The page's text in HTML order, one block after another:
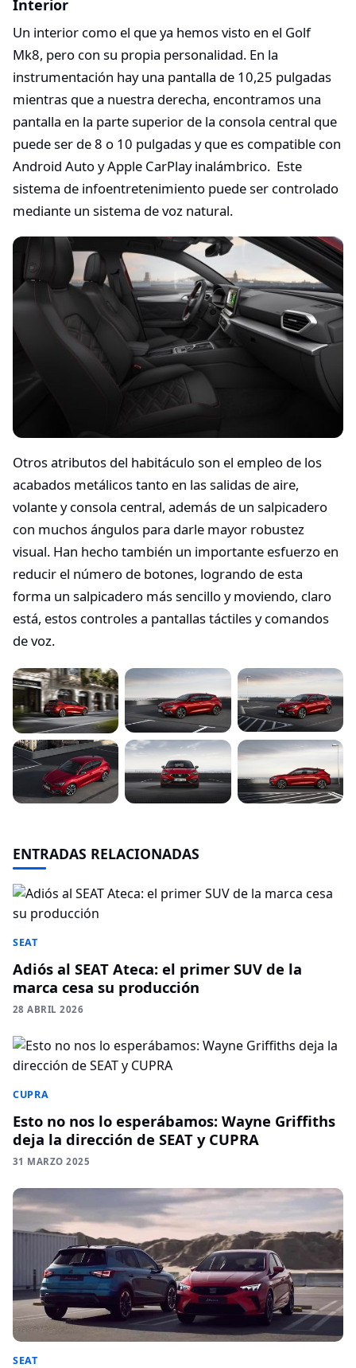
Interior
Un interior como el que ya hemos visto en el Golf
Mk8, pero con su propia personalidad. En la
instrumentación hay una pantalla de 10,25 pulgadas
mientras que a nuestra derecha, encontramos una
pantalla en la parte superior de la consola central que
puede ser de 8 o 10 pulgadas y que es compatible con
Android Auto y Apple CarPlay inalámbrico. Este
sistema de infoentretenimiento puede ser controlado
mediante un sistema de voz natural.
Otros atributos del habitáculo son el empleo de los
acabados metálicos tanto en las salidas de aire,
volante y consola central, además de un salpicadero
con muchos ángulos para darle mayor robustez
visual. Han hecho también un importante esfuerzo en
reducir el número de botones, logrando de esta
forma un salpicadero más sencillo y moviendo, claro
está, estos controles a pantallas táctiles y comandos
de voz.
ENTRADAS RELACIONADAS
SEAT
Adiós al SEAT Ateca: el primer SUV de la
marca cesa su producción
28 ABRIL 2026
CUPRA
Esto no nos lo esperábamos: Wayne Griffiths
deja la dirección de SEAT y CUPRA
31 MARZO 2025
SEAT